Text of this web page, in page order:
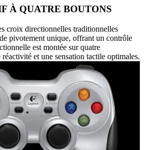
À QUATRE BOUTONS
croix directionnelles traditionnelles
pivotement unique, offrant un contrôle
est montée sur quatre
et une sensation tactile optimales.